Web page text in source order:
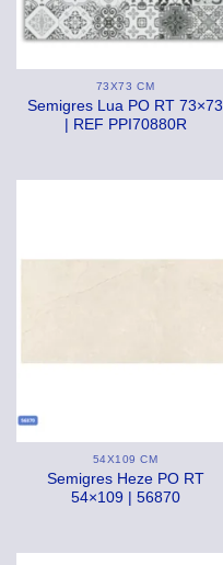
73X73 CM
Semigres Lua PO RT 73×73
| REF PPI70880R
54X109 CM
Semigres Heze PO RT
54×109 | 56870